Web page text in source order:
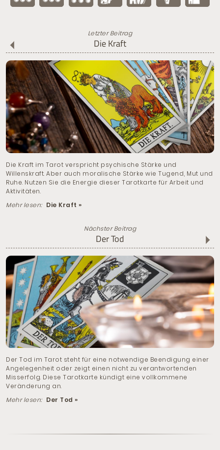
Letzter Beitrag
Die Kraft
Die Kraft im Tarot verspricht psychische Stärke und
Willenskraft. Aber auch moralische Stärke wie Tugend, Mut und
Ruhe. Nutzen Sie die Energie dieser Tarotkarte für Arbeit und
Aktivitäten.
Mehr lesen: Die Kraft »
Nächster Beitrag
Der Tod
Der Tod im Tarot steht für eine notwendige Beendigung einer
Angelegenheit oder zeigt einen nicht zu verantwortenden
Misserfolg. Diese Tarotkarte kündigt eine vollkommene
Veränderung an.
Mehr lesen: Der Tod »